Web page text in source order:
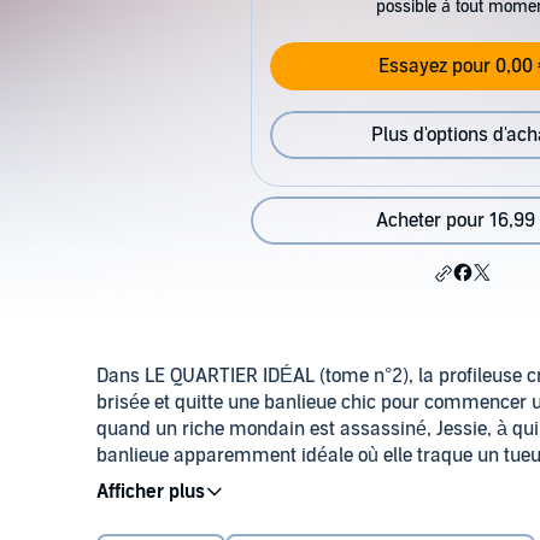
possible à tout
Essayez pour 0,00
Plus d'options
Acheter pour 16,99
Dans LE QUARTIER IDÉAL (tome n°2), la
brisée et quitte une banlieue chic pour commencer
quand un riche mondain est assassiné, Jessie, à
banlieue apparemment idéale où elle traque un
et des femmes sociopathes.